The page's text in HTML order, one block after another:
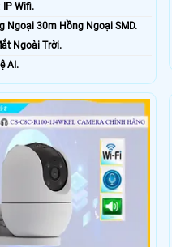
IP Wifi.
Ngoại 30m Hồng Ngoại SMD.
Ngoài Trời.
AI.